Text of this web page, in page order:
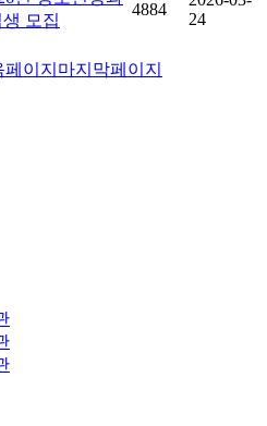
모집
4884
24
페이지 마지막페이지